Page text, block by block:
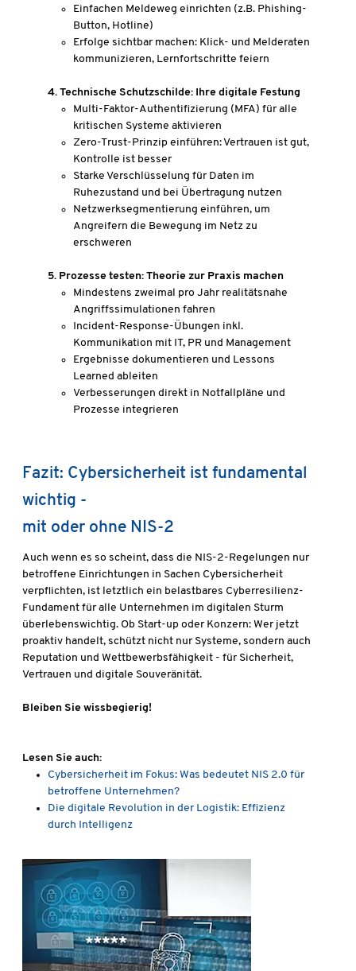
Einfachen Meldeweg einrichten (z.B. Phishing-
Button, Hotline)
Erfolge sichtbar machen: Klick- und Melderaten
kommunizieren, Lernfortschritte feiern
4. Technische Schutzschilde: Ihre digitale Festung
Multi-Faktor-Authentifizierung (MFA) für alle
kritischen Systeme aktivieren
Zero-Trust-Prinzip einführen: Vertrauen ist gut,
Kontrolle ist besser
Starke Verschlüsselung für Daten im
Ruhezustand und bei Übertragung nutzen
Netzwerksegmentierung einführen, um
Angreifern die Bewegung im Netz zu
erschweren
5. Prozesse testen: Theorie zur Praxis machen
Mindestens zweimal pro Jahr realitätsnahe
Angriffssimulationen fahren
Incident-Response-Übungen inkl.
Kommunikation mit IT, PR und Management
Ergebnisse dokumentieren und Lessons
Learned ableiten
Verbesserungen direkt in Notfallpläne und
Prozesse integrieren
Fazit: Cybersicherheit ist fundamental
wichtig -
mit oder ohne NIS-2
Auch wenn es so scheint, dass die NIS-2-Regelungen nur
betroffene Einrichtungen in Sachen Cybersicherheit
verpflichten, ist letztlich ein belastbares Cyberresilienz-
Fundament für alle Unternehmen im digitalen Sturm
überlebenswichtig. Ob Start-up oder Konzern: Wer jetzt
proaktiv handelt, schützt nicht nur Systeme, sondern auch
Reputation und Wettbewerbsfähigkeit - für Sicherheit,
Vertrauen und digitale Souveränität.
Bleiben Sie wissbegierig!
Lesen Sie auch:
Cybersicherheit im Fokus: Was bedeutet NIS 2.0 für
betroffene Unternehmen?
Die digitale Revolution in der Logistik: Effizienz
durch Intelligenz